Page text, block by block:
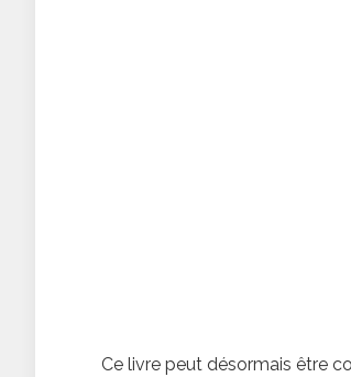
Ce livre peut désormais être